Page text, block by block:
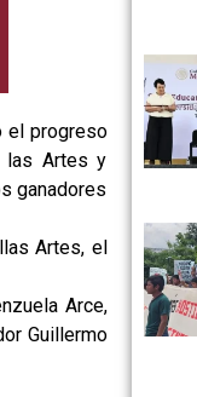
el progreso
las Artes y
ganadores
Artes, el
Arce,
Guillermo